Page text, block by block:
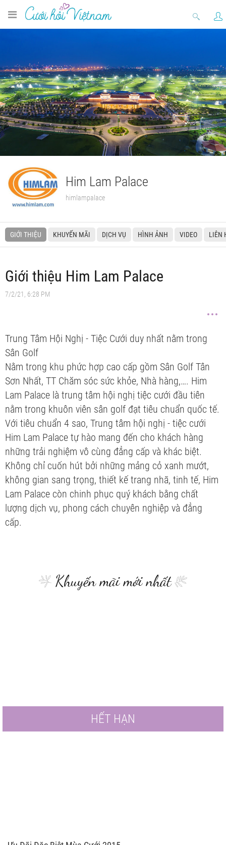
Him Lam Palace
himlampalace
GIỚI THIỆU KHUYẾN MÃI DỊCH VỤ HÌNH ẢNH VIDEO LIÊN
Giới thiệu Him Lam Palace
7/2/21, 6:28 PM
Trung Tâm Hội Nghị - Tiệc Cưới duy nhất nằm trong
Sân Golf
Nằm trong khu phức hợp cao cấp gồm Sân Golf Tân
Sơn Nhất, TT Chăm sóc sức khỏe, Nhà hàng,…. Him
Lam Palace là trung tâm hội nghị tiệc cưới đầu tiên
nằm trong khuôn viên sân golf đạt tiêu chuẩn quốc tế.
Với tiêu chuẩn 4 sao, Trung tâm hội nghị - tiệc cưới
Him Lam Palace tự hào mang đến cho khách hàng
những trải nghiệm vô cùng đẳng cấp và khác biệt.
Không chỉ cuốn hút bởi những mảng cỏ xanh mướt,
không gian sang trọng, thiết kế trang nhã, tinh tế, Him
Lam Palace còn chinh phục quý khách bằng chất
lượng dịch vụ, phong cách chuyên nghiệp và đẳng
cấp.
Khuyến mãi mới nhất
HẾT HẠN